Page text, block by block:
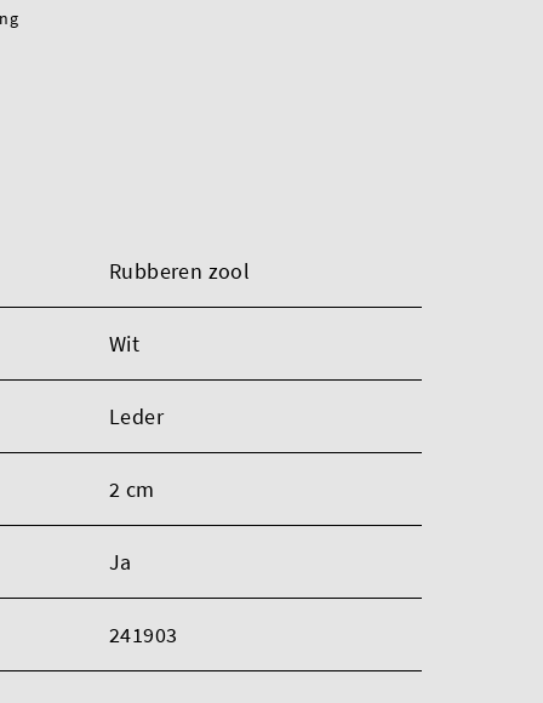
Rubberen zool
Wit
Leder
2 cm
Ja
241903